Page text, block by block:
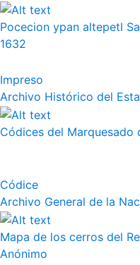
Pocecion ypan altepetl
1632
Impreso
Archivo Histórico del
Códices del Marquesado
Códice
Archivo General de la
Mapa de los cerros del
Anónimo